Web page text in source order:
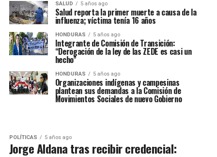
SALUD 5 años ago
Salud reporta la primer muerte a causa de la
influenza; víctima tenía 16 años
HONDURAS 5 años ago
Integrante de Comisión de Transición:
“Derogación de la ley de las ZEDE es casi un
hecho”
HONDURAS 5 años ago
Organizaciones indígenas y campesinas
plantean sus demandas a la Comisión de
Movimientos Sociales de nuevo Gobierno
POLÍTICAS 5 años ago
Jorge Aldana tras recibir credencial: